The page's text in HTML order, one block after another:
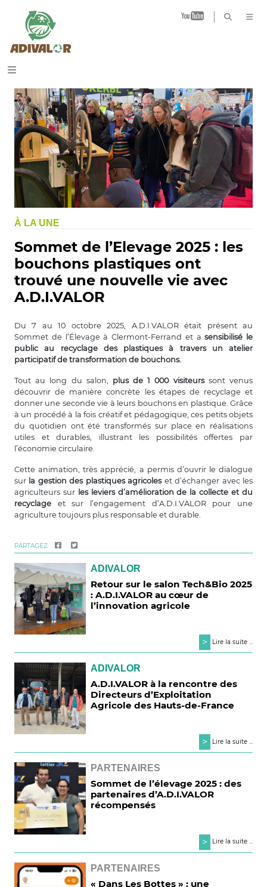
B
À LA UNE
Sommet de l’Elevage 2025 : les
bouchons plastiques ont
trouvé une nouvelle vie avec
A.D.I.VALOR
Du 7 au 10 octobre 2025, A.D.I.VALOR était présent au
Sommet de l’Élevage à Clermont-Ferrand et asensibilisé le
public au recyclage des plastiques à travers un atelier
participatif de transformation de bouchons.
Tout au long du salon, plus de 1 000 visiteurssont venus
découvrir de manière concrète les étapes de recyclage et
donner une seconde vie à leurs bouchons en plastique. Grâce
à un procédé à la fois créatif et pédagogique, ces petits objets
du quotidien ont été transformés sur place en réalisations
utiles et durables, illustrant les possibilités offertes par
l’économie circulaire.
Cette animation, très apprécié, a permis d’ouvrir le dialogue
sur la gestion des plastiques agricoles et d’échanger avec les
agriculteurs sur les leviers d’amélioration de la collecte et du
recyclage et sur l’engagement d’A.D.I.VALOR pour une
agriculture toujours plus responsable et durable.
PARTAGEZ
ADIVALOR
Retour sur le salon Tech&Bio 2025
: A.D.I.VALOR au cœur de
l’innovation agricole
> Lire la suite ...
ADIVALOR
A.D.I.VALOR à la rencontre des
Directeurs d’Exploitation
Agricole des Hauts-de-France
> Lire la suite ...
PARTENAIRES
Sommet de l’élevage 2025 : des
partenaires d’A.D.I.VALOR
récompensés
> Lire la suite ...
PARTENAIRES
« Dans Les Bottes » : une